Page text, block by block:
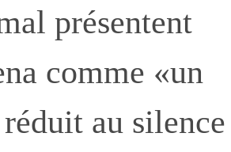
présentent
comme «un
au silence